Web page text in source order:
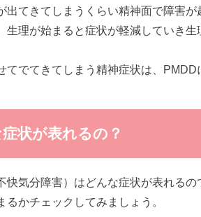
出てきてしまうくらい精神面で障害が
生理が始まると症状が軽減していき
てでてきてしまう精神症状は、PMDD
状が表れるの？
快気分障害）はどんな症状が表れるの
るかチェックしてみましょう。